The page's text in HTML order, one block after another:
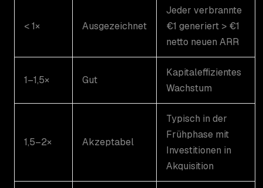
< 1× Ausgezeichnet
Jeder verbrannte
€1 generiert > €1
netto neuen ARR
1–1,5× Gut
Kapitaleffizientes
Wachstum
1,5–2× Akzeptabel
Typisch in der
Frühphase mit
Investitionen in
Akquisition